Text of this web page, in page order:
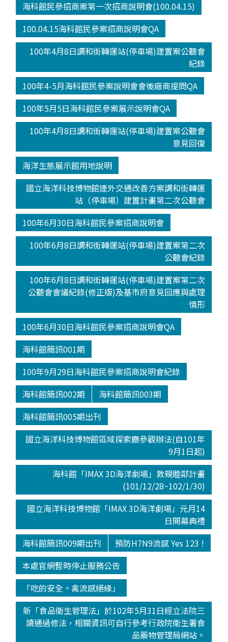
海科館民參招商案第一次招商說明會(100.04.15)
100.04.15海科館民參案招商說明會QA
100年4月8日調和街轉運站(停車場)建置案公聽會
紀錄
100年4-5月海科館民參案說明會會後廠商提問QA
100年5月5日海科館民參案展示說明會QA
100年4月8日調和街轉運站(停車場)建置案公聽會
意見回復
海洋生態展示館用地說明
國立海洋科技博物館連外交通改善方案調和街轉運
站（停車場）建置計畫第二次公聽會
100年6月30日海科館民參案招商說明會
100年6月8日調和街轉運站(停車場)建置案第二次
公聽會紀錄
100年6月8日調和街轉運站(停車場)建置案第二次
公聽會會議紀錄(修正版)及基市府意見回應與處理
情形
100年6月30日海科館民參案招商說明會QA
海科館簡訊001期
100年9月29日海科館民參案招商說明會紀錄
海科館簡訊002期
海科館簡訊003期
海科館簡訊005期出刊
國立海洋科技博物館區域探索廳參觀辦法(自101年
9月1日起)
海科館「IMAX 3D海洋劇場」敦親睦鄰計畫
(101/12/28~102/1/30)
國立海洋科技博物館「IMAX 3D海洋劇場」元月14
日開幕典禮
海科館簡訊009期出刊
預防H7N9流感 Yes 123 !
本處官網暫時停止服務公告
「吃的安全。禽流感絕緣」
新「食品衛生管理法」於102年5月31日經立法院三
讀通過修法，相關資訊可自行參考行政院衛生署食
品藥物管理局網站。